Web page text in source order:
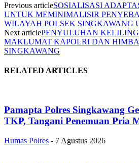
Previous articleSOSIALISASI
UNTUK MEMINIMALISIR
WILAYAH POLSEK SINGKAWANG
Next articlePENYULUHAN
MAKLUMAT KAPOLRI DAN
SINGKAWANG
RELATED ARTICLES
Pamapta Polres Singkawang
TKP, Tangani Penemuan Pria
Humas Polres - 7 Agustus 2026